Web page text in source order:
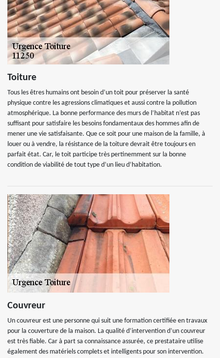
Toiture
Tous les êtres humains ont besoin d’un toit pour préserver la santé
physique contre les agressions climatiques et aussi contre la pollution
atmosphérique. La bonne performance des murs de l’habitat n’est pas
suffisant pour satisfaire les besoins fondamentaux des hommes afin de
mener une vie satisfaisante. Que ce soit pour une maison de la famille, à
louer ou à vendre, la résistance de la toiture devrait être toujours en
parfait état. Car, le toit participe très pertinemment sur la bonne
condition de viabilité de tout type d’un lieu d’habitation.
Couvreur
Un couvreur est une personne qui suit une formation certifiée en travaux
pour la couverture de la maison. La qualité d’intervention d’un couvreur
est très fiable. Car à part sa connaissance assurée, ce prestataire utilise
également des matériels complets et intelligents pour son intervention.